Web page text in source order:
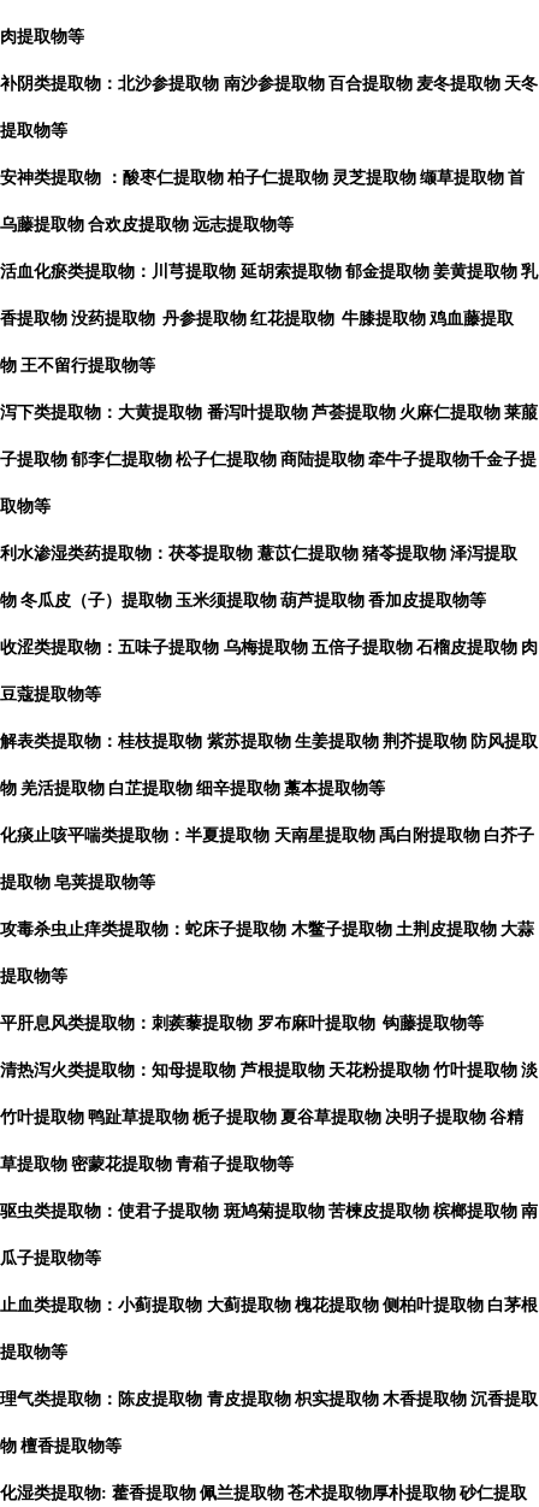
肉提取物等
补阴类提取物：北沙参提取物 南沙参提取物 百合提取物 麦冬提取物 天冬
提取物等
安神类提取物 ：酸枣仁提取物 柏子仁提取物 灵芝提取物 缬草提取物 首
乌藤提取物 合欢皮提取物 远志提取物等
活血化瘀类提取物：川芎提取物 延胡索提取物 郁金提取物 姜黄提取物 乳
香提取物 没药提取物 丹参提取物 红花提取物 牛膝提取物 鸡血藤提取
物 王不留行提取物等
泻下类提取物：大黄提取物 番泻叶提取物 芦荟提取物 火麻仁提取物 莱菔
子提取物 郁李仁提取物 松子仁提取物 商陆提取物 牵牛子提取物千金子提
取物等
利水渗湿类药提取物：茯苓提取物 薏苡仁提取物 猪苓提取物 泽泻提取
物 冬瓜皮（子）提取物 玉米须提取物 葫芦提取物 香加皮提取物等
收涩类提取物：五味子提取物 乌梅提取物 五倍子提取物 石榴皮提取物 肉
豆蔻提取物等
解表类提取物：桂枝提取物 紫苏提取物 生姜提取物 荆芥提取物 防风提取
物 羌活提取物 白芷提取物 细辛提取物 藁本提取物等
化痰止咳平喘类提取物：半夏提取物 天南星提取物 禹白附提取物 白芥子
提取物 皂荚提取物等
攻毒杀虫止痒类提取物：蛇床子提取物 木鳖子提取物 土荆皮提取物 大蒜
提取物等
平肝息风类提取物：刺蒺藜提取物 罗布麻叶提取物 钩藤提取物等
清热泻火类提取物：知母提取物 芦根提取物 天花粉提取物 竹叶提取物 淡
竹叶提取物 鸭趾草提取物 栀子提取物 夏谷草提取物 决明子提取物 谷精
草提取物 密蒙花提取物 青葙子提取物等
驱虫类提取物：使君子提取物 斑鸠菊提取物 苦楝皮提取物 槟榔提取物 南
瓜子提取物等
止血类提取物：小蓟提取物 大蓟提取物 槐花提取物 侧柏叶提取物 白茅根
提取物等
理气类提取物：陈皮提取物 青皮提取物 枳实提取物 木香提取物 沉香提取
物 檀香提取物等
化湿类提取物: 藿香提取物 佩兰提取物 苍术提取物厚朴提取物 砂仁提取